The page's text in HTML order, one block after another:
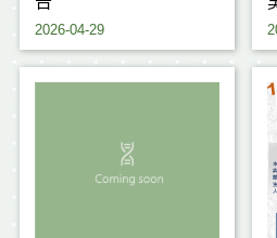
2026-04-29